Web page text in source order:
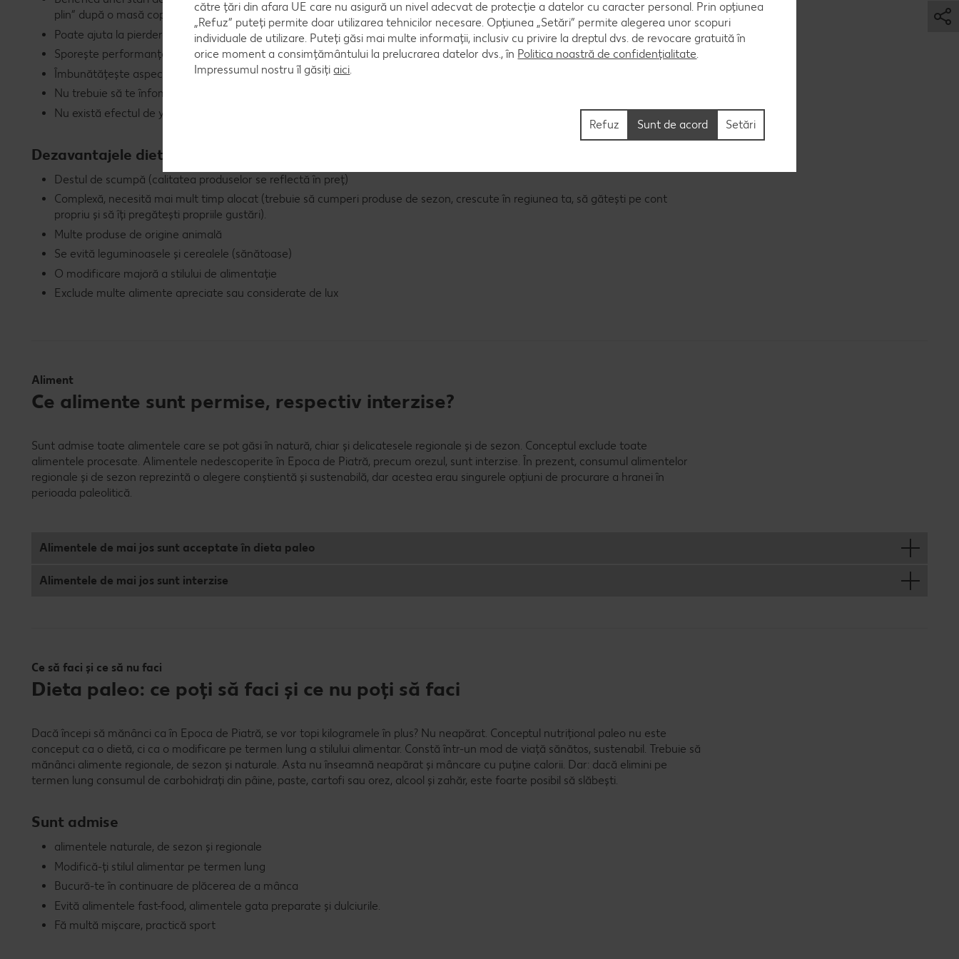
plin” după o masă copioasă)
Poate ajuta la pierderea în greutate
Sporește performanțele sportive
Îmbunătățește aspectul pielii
Nu trebuie să te înfometezi sau să numeri caloriile
Nu există efectul de yoyo
Dezavantajele dietei paleo
Destul de scumpă (calitatea produselor se reflectă în preț)
Complexă, necesită mai mult timp alocat (trebuie să cumperi produse de sezon, crescute în regiunea ta, să gătești pe cont
propriu și să îți pregătești propriile gustări).
Multe produse de origine animală
Se evită leguminoasele și cerealele (sănătoase)
O modificare majoră a stilului de alimentație
Exclude multe alimente apreciate sau considerate de lux
Aliment
Ce alimente sunt permise, respectiv interzise?
Sunt admise toate alimentele care se pot găsi în natură, chiar și delicatesele regionale și de sezon. Conceptul exclude toate
alimentele procesate. Alimentele nedescoperite în Epoca de Piatră, precum orezul, sunt interzise. În prezent, consumul alimentelor
regionale și de sezon reprezintă o alegere conștientă și sustenabilă, dar acestea erau singurele opțiuni de procurare a hranei în
perioada paleolitică.
Alimentele de mai jos sunt acceptate în dieta paleo
Alimentele de mai jos sunt interzise
Ce să faci și ce să nu faci
Dieta paleo: ce poți să faci și ce nu poți să faci
Dacă începi să mănânci ca în Epoca de Piatră, se vor topi kilogramele în plus? Nu neapărat. Conceptul nutrițional paleo nu este
conceput ca o dietă, ci ca o modificare pe termen lung a stilului alimentar. Constă într-un mod de viață sănătos, sustenabil. Trebuie să
mănânci alimente regionale, de sezon și naturale. Asta nu înseamnă neapărat și mâncare cu puține calorii. Dar: dacă elimini pe
termen lung consumul de carbohidrați din pâine, paste, cartofi sau orez, alcool și zahăr, este foarte posibil să slăbești.
Sunt admise
alimentele naturale, de sezon și regionale
Modifică-ți stilul alimentar pe termen lung
Bucură-te în continuare de plăcerea de a mânca
Evită alimentele fast-food, alimentele gata preparate și dulciurile.
Fă multă mișcare, practică sport
către țări din afara UE care nu asigură un nivel adecvat de protecție a datelor cu caracter personal. Prin opțiunea
„Refuz” puteți permite doar utilizarea tehnicilor necesare. Opțiunea „Setări” permite alegerea unor scopuri
individuale de utilizare. Puteți găsi mai multe informații, inclusiv cu privire la dreptul dvs. de revocare gratuită în
orice moment a consimțământului la prelucrarea datelor dvs., în Politica noastră de confidențialitate.
Impressumul nostru îl găsiți aici.
Setări
Refuz Sunt de acord